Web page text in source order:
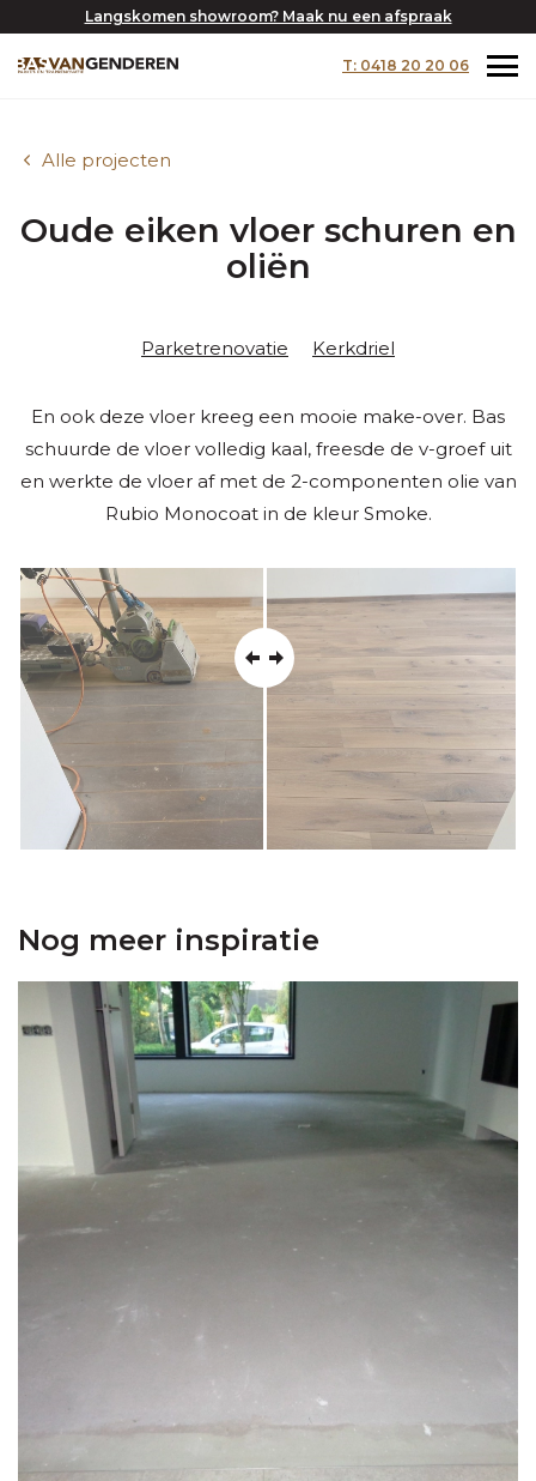
Langskomen showroom? Maak nu een afspraak
T: 0418 20 20 06
Alle projecten
Oude eiken vloer schuren en
oliën
Parketrenovatie Kerkdriel
En ook deze vloer kreeg een mooie make-over. Bas
schuurde de vloer volledig kaal, freesde de v-groef uit
en werkte de vloer af met de 2-componenten olie van
Rubio Monocoat in de kleur Smoke.
Nog meer inspiratie